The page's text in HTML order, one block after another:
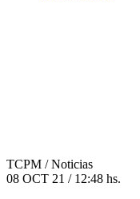
TCPM / Noticias
08 OCT 21 / 12:48 hs.